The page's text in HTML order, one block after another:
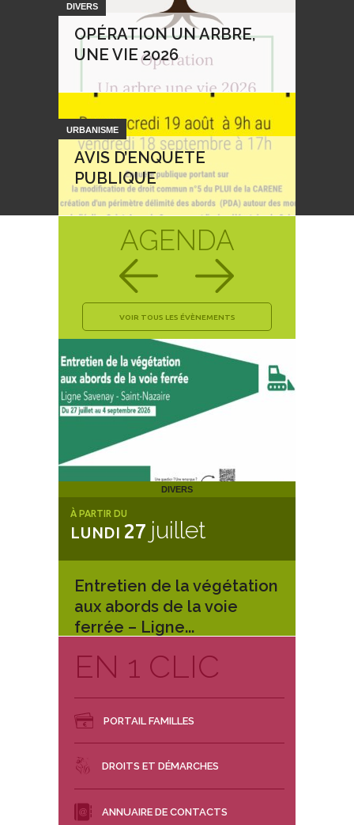
DIVERS
OPÉRATION UN ARBRE,
UNE VIE 2026
URBANISME
AVIS D’ENQUETE
PUBLIQUE
AGENDA
VOIR TOUS LES ÉVÈNEMENTS
DIVERS
À PARTIR DU
LUNDI 27 juillet
Entretien de la végétation
aux abords de la voie
ferrée – Ligne...
EN SAVOIR PLUS
EN 1 CLIC
PORTAIL FAMILLES
DROITS ET DÉMARCHES
ANNUAIRE DE CONTACTS